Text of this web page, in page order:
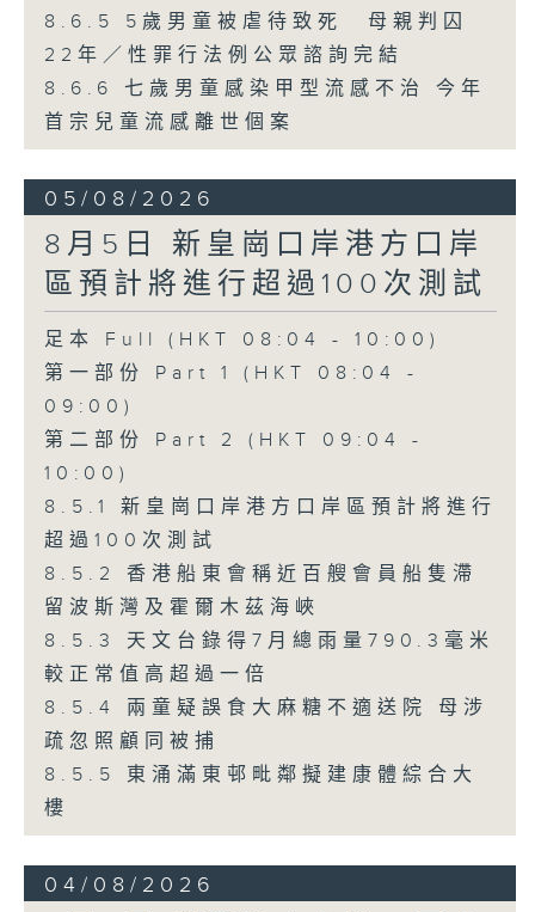
8.6.5 5歲男童被虐待致死 母親判囚
22年／性罪行法例公眾諮詢完結
8.6.6 七歲男童感染甲型流感不治 今年
首宗兒童流感離世個案
05/08/2026
8月5日 新皇崗口岸港方口岸
區預計將進行超過100次測試
足本 Full (HKT 08:04 - 10:00)
第一部份 Part 1 (HKT 08:04 -
09:00)
第二部份 Part 2 (HKT 09:04 -
10:00)
8.5.1 新皇崗口岸港方口岸區預計將進行
超過100次測試
8.5.2 香港船東會稱近百艘會員船隻滯
留波斯灣及霍爾木茲海峽
8.5.3 天文台錄得7月總雨量790.3毫米
較正常值高超過一倍
8.5.4 兩童疑誤食大麻糖不適送院 母涉
疏忽照顧同被捕
8.5.5 東涌滿東邨毗鄰擬建康體綜合大
樓
04/08/2026